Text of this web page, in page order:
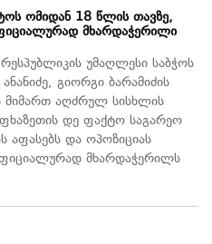
ომიდან 18 წლის თავზე,
მხარდაჭერილი
უმაღლესი საბჭოს
გიორგი ბარამიძის
მიმართ აღძრულ სისხლის
დე ფაქტო საგარეო
აფასებს და ოპოზიციას
მხარდაჭერილს